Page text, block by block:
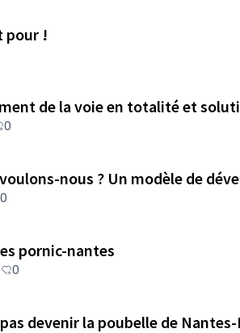
pour !
de la voie en totalité et
0
nous ? Un modèle de
0
pornic-nantes
0
devenir la poubelle de